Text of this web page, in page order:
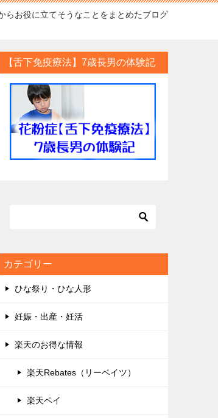
らお役に立てそうなことをまとめたブログ
【舌下免疫療法】7歳長男の体験記
カテゴリー
ひな祭り・ひな人形
妊娠・出産・妊活
楽天のお得な情報
楽天Rebates（リーベイツ）
楽天ペイ